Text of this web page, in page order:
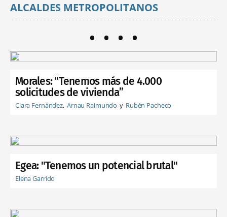
ALCALDES METROPOLITANOS
Morales: “Tenemos más de 4.000
solicitudes de vivienda”
Clara Fernández Arnau Raimundo Rubén Pacheco
Egea: "Tenemos un potencial brutal"
Elena Garrido